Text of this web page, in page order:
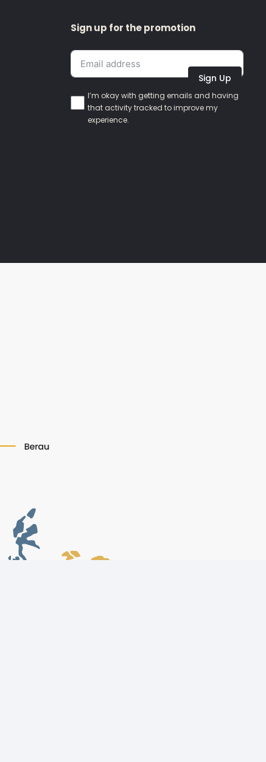
Sign up for the promotion
Sign Up
I’m okay with getting emails and having
that activity tracked to improve my
experience.